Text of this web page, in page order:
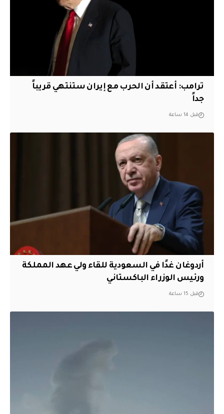
‏ترامب: أعتقد أن الحرب مع إيران ستنتهي قريباً
جداً
قبل 14 ساعة
أردوغان غدًا في السعودية للقاء ولي عهد المملكة
ورئيس الوزراء الباكستاني
قبل 15 ساعة